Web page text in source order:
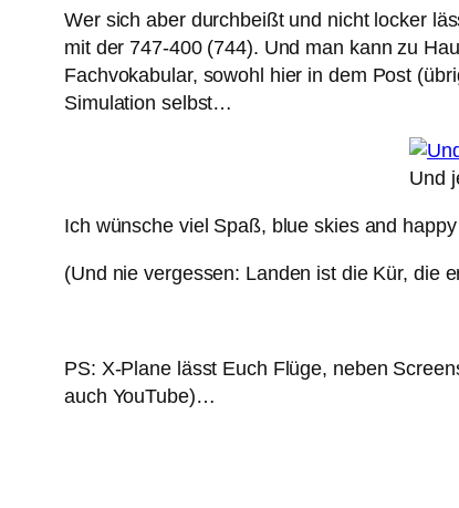
Wer sich aber durchbeißt und nicht locker
mit der 747-400 (744). Und man kann zu
Fachvokabular, sowohl hier in dem Post
Simulation selbst…
Und
Ich wünsche viel Spaß, blue skies and
(Und nie vergessen: Landen ist die Kür, die
PS: X-Plane lässt Euch Flüge, neben
auch YouTube)…